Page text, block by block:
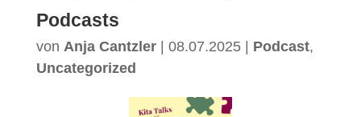
Podcasts
von Anja Cantzler| 08.07.2025| Podcast,
Uncategorized